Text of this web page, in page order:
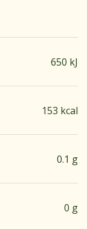
650 kJ
153 kcal
0.1 g
0 g